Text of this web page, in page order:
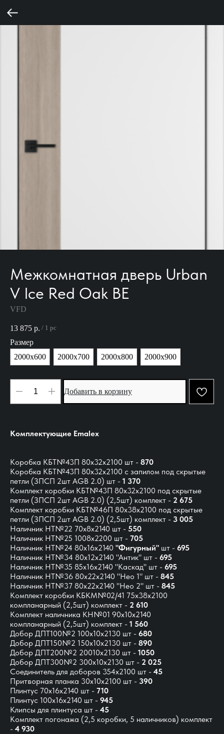
Межкомнатная дверь Urban
V Ice Red Oak BE
VFD
13 875 р. / 1 pc
Размер
2000х600
2000х700 2000х800 2000х900
Добавить в корзину
Комплектующие Emalex
Коробка КБТ№43П 80х32х2100 шт - 870
Коробка КБТ№43П 80х32х2100 с запилом под скрытые
петли (ЗПСП 2шт AGB 2.0) шт - 1 370
Комплект коробки КБТ№43П 80x32x2100 под скрытые
петли (ЗПСП 2шт AGB 2.0) (2,5шт) комплект - 2 675
Комплект коробки КБТ№46П 80x38x2100 под скрытые
петли (ЗПСП 2шт AGB 2.0) (2,5шт) комплект - 3 005
Наличник НТ№22 70х8х2140 шт - 550
Наличник НТ№25 1008х2200 шт - 705
Наличник НТ№24 80х16х2140 "Фигурный" шт - 695
Наличник НТ№34 80х12х2140 "Антик" шт - 695
Наличник НТ№35 85х16х2140 "Каскад" шт - 695
Наличник НТ№36 80х22х2140 "Нео 1" шт - 845
Наличник НТ№37 80х22х2140 "Нео 2" шт - 845
Комплект коробки КБКМ№02/41 75х38х2100
компланарный (2,5шт) комплект - 2 610
Комплект наличника КН№01 90х10х2140
компланарный (2,5шт) комплект - 1 560
Добор ДПТ100№2 100х10х2130 шт - 680
Добор ДПТ150№2 150х10х2130 шт - 890
Добор ДПТ200№2 20010х2130 шт - 1050
Добор ДПТ300№2 300х10х2130 шт - 2 025
Соединитель для доборов 354х2100 шт - 45
Притворная планка 30х10х2100 шт - 390
Плинтус 70х16х2140 шт - 710
Плинтус 100х16х2140 шт - 945
Клипсы для плинтуса шт - 45
Комплект погонажа (2,5 коробки, 5 наличников) комплект
- 4 930